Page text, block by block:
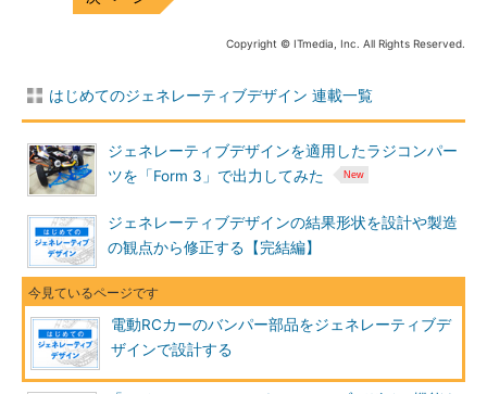
Copyright © ITmedia, Inc. All Rights Reserved.
はじめてのジェネレーティブデザイン 連載一覧
ジェネレーティブデザインを適用したラジコンパー
ツを「Form 3」で出力してみた
ジェネレーティブデザインの結果形状を設計や製造
の観点から修正する【完結編】
電動RCカーのバンパー部品をジェネレーティブデ
ザインで設計する